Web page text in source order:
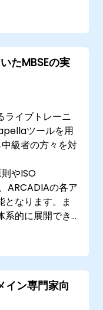
たMBSEの実
ライブトレーニ
ツールを用
級者の方々を対
やISO
ARCADIAの各ア
となります。ま
系的に展開でき
ススタディを
トプラクティス
イン専門家向